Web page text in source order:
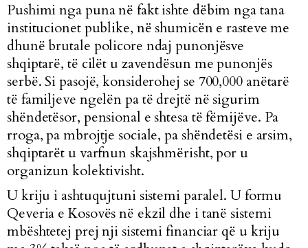
Pushimi nga puna në fakt ishte dëbim nga tana
institucionet publike, në shumicën e rasteve me
dhunë brutale policore ndaj punonjësve
shqiptarë, të cilët u zavendësun me punonjës
serbë. Si pasojë, konsiderohej se 700,000 anëtarë
të familjeve ngelën pa të drejtë në sigurim
shëndetësor, pensional e shtesa të fëmijëve. Pa
rroga, pa mbrojtje sociale, pa shëndetësi e arsim,
shqiptarët u varfnun skajshmërisht, por u
organizun kolektivisht.
U kriju i ashtuqujtuni sistemi paralel. U formu
Qeveria e Kosovës në ekzil dhe i tanë sistemi
mbështetej prej nji sistemi financiar që u kriju